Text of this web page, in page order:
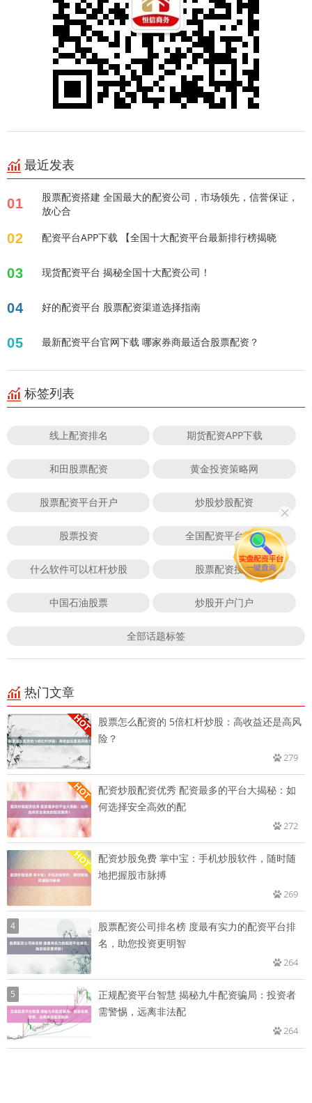
最近发表
01
股票配资搭建 全国最大的配资公司，市场领先，信誉保证，
放心合
02 配资平台APP下载 【全国十大配资平台最新排行榜揭晓
03 现货配资平台 揭秘全国十大配资公司！
04 好的配资平台 股票配资渠道选择指南
05 最新配资平台官网下载 哪家券商最适合股票配资？
标签列表
线上配资排名 期货配资APP下载
和田股票配资 黄金投资策略网
股票配资平台开户 炒股炒股配资
股票投资 全国配资平台排名
什么软件可以杠杆炒股 股票配资搜狐
中国石油股票 炒股开户门户
全部话题标签
热门文章
股票怎么配资的 5倍杠杆炒股：高收益还是高风
险？
279
配资炒股配资优秀 配资最多的平台大揭秘：如
何选择安全高效的配
272
配资炒股免费 掌中宝：手机炒股软件，随时随
地把握股市脉搏
269
4
股票配资公司排名榜 度最有实力的配资平台排
名，助您投资更明智
264
5
正规配资平台智慧 揭秘九牛配资骗局：投资者
需警惕，远离非法配
264